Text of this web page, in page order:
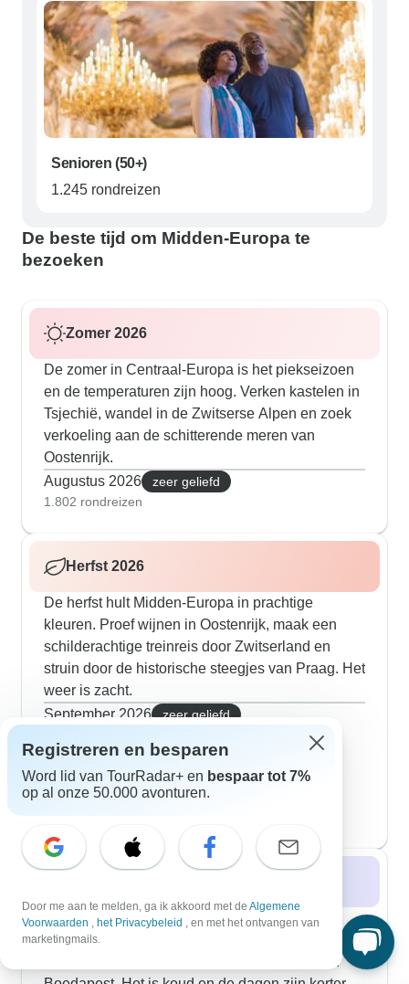
Senioren (50+)
1.245 rondreizen
De beste tijd om Midden-Europa te
bezoeken
Zomer 2026
De zomer in Centraal-Europa is het piekseizoen
en de temperaturen zijn hoog. Verken kastelen in
Tsjechië, wandel in de Zwitserse Alpen en zoek
verkoeling aan de schitterende meren van
Oostenrijk.
Augustus 2026
zeer geliefd
1.802 rondreizen
Herfst 2026
De herfst hult Midden-Europa in prachtige
kleuren. Proef wijnen in Oostenrijk, maak een
schilderachtige treinreis door Zwitserland en
struin door de historische steegjes van Praag. Het
weer is zacht.
September 2026
zeer geliefd
Oktober 2026
1.597 rondreizen
November 2026
Winters Centraal-Europa biedt charmante
kerstmarkten in Praag, wintersport in de
Oostenrijkse Alpen en de thermale baden van
Registreren en besparen
Word lid van TourRadar+ en bespaar tot 7%
op al onze 50.000 avonturen.
Door me aan te melden, ga ik akkoord met de Algemene
Voorwaarden , het Privacybeleid , en met het ontvangen van
marketingmails.